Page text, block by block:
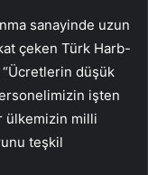
sanayinde uzun
çeken Türk Harb-
“Ücretlerin düşük
işten
ülkemizin milli
teşkil